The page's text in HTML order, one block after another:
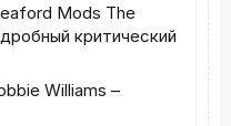
Mods The
критический
Williams –